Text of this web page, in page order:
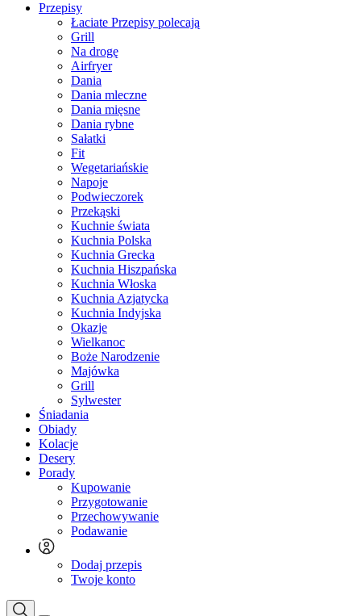
Przepisy
Łaciate Przepisy polecają
Grill
Na drogę
Airfryer
Dania
Dania mleczne
Dania mięsne
Dania rybne
Sałatki
Fit
Wegetariańskie
Napoje
Podwieczorek
Przekąski
Kuchnie świata
Kuchnia Polska
Kuchnia Grecka
Kuchnia Hiszpańska
Kuchnia Włoska
Kuchnia Azjatycka
Kuchnia Indyjska
Okazje
Wielkanoc
Boże Narodzenie
Majówka
Grill
Sylwester
Śniadania
Obiady
Kolacje
Desery
Porady
Kupowanie
Przygotowanie
Przechowywanie
Podawanie
Dodaj przepis
Twoje konto